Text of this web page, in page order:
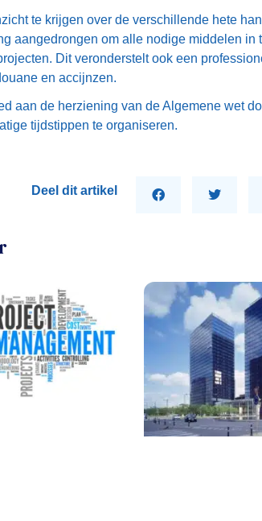
te krijgen over de verschillende hete
aangedrongen om alle nodige middelen in
Dit veronderstelt ook een
en accijnzen.
aan de herziening van de Algemene wet
tijdstippen te organiseren.
Deel dit artikel